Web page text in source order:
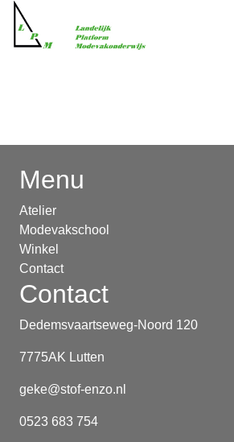
Menu
Atelier
Modevakschool
Winkel
Contact
Contact
Dedemsvaartseweg-Noord 120
7775AK Lutten
geke@stof-enzo.nl
0523 683 754